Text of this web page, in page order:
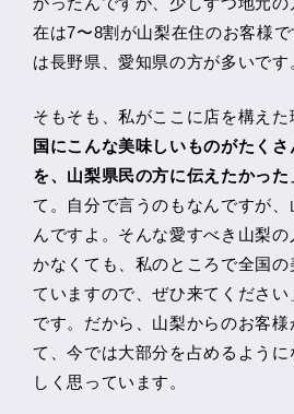
在は7〜8割が山梨在住のお客様
は長野県、愛知県の方が多いです
そもそも、私がここに店を構えた
国にこんな美味しいものがたく
を、山梨県民の方に伝えたかった
て。自分で言うのもなんですが
んですよ。そんな愛すべき山梨
かなくても、私のところで全国の
ていますので、ぜひ来てくださ
です。だから、山梨からのお客様
て、今では大部分を占めるよう
しく思っています。